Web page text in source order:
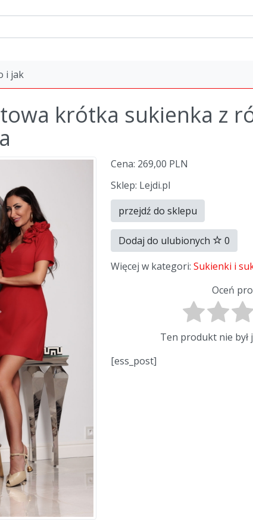
i jak
krótka sukienka z
Cena: 269,00 PLN
Sklep: Lejdi.pl
przejdź do sklepu
Dodaj do ulubionych
0
Więcej w kategori: Sukienki i
Oceń
Ten produkt nie był
[ess_post]